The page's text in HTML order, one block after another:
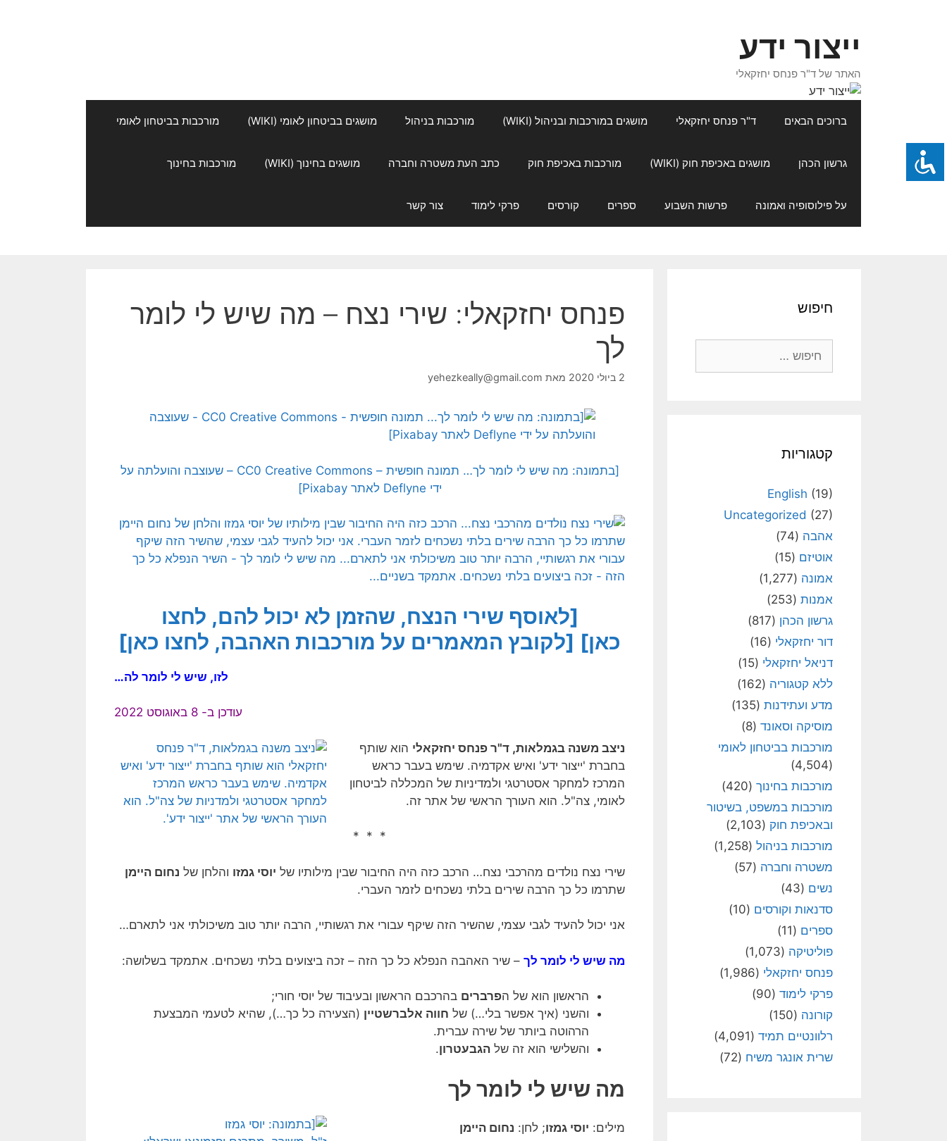
ייצור ידע
האתר של ד"ר פנחס יחזקאלי
ברוכים הבאים ד"ר פנחס יחזקאלי מושגים במורכבות ובניהול (WIKI) מורכבות בניהול מושגים בביטחון לאומי (WIKI) מורכבות בביטחון לאומי
גרשון הכהן מושגים באכיפת חוק (WIKI) מורכבות באכיפת חוק כתב העת משטרה וחברה מושגים בחינוך (WIKI) מורכבות בחינוך
על פילוסופיה ואמונה פרשות השבוע ספרים קורסים פרקי לימוד צור קשר
פנחס יחזקאלי: שירי נצח – מה שיש לי לומר
לך
2 ביולי 2020 מאת yehezkeally@gmail.com
[בתמונה: מה שיש לי לומר לך… תמונה חופשית – CC0 Creative Commons – שעוצבה והועלתה על
ידי Deflyne לאתר Pixabay]
[לאוסף שירי הנצח, שהזמן לא יכול להם, לחצו
כאן] [לקובץ המאמרים על מורכבות האהבה, לחצו כאן]
לזו, שיש לי לומר לה…
עודכן ב- 8 באוגוסט 2022
ניצב משנה בגמלאות, ד"ר פנחס יחזקאלי הוא שותף
בחברת 'ייצור ידע' ואיש אקדמיה. שימש בעבר כראש
המרכז למחקר אסטרטגי ולמדיניות של המכללה לביטחון
לאומי, צה"ל. הוא העורך הראשי של אתר זה.
* * *
שירי נצח נולדים מהרכבי נצח… הרכב כזה היה החיבור שבין מילותיו של יוסי גמזו והלחן של נחום היימן
שתרמו כל כך הרבה שירים בלתי נשכחים לזמר העברי.
אני יכול להעיד לגבי עצמי, שהשיר הזה שיקף עבורי את רגשותיי, הרבה יותר טוב משיכולתי אני לתארם…
מה שיש לי לומר לך – שיר האהבה הנפלא כל כך הזה – זכה ביצועים בלתי נשכחים. אתמקד בשלושה:
הראשון הוא של הפרברים בהרכבם הראשון ובעיבוד של יוסי חורי;
והשני (איך אפשר בלי…) של חווה אלברשטיין (הצעירה כל כך…), שהיא לטעמי המבצעת
הרהוטה ביותר של שירה עברית.
והשלישי הוא זה של הגבעטרון.
מה שיש לי לומר לך
מילים: יוסי גמזו; לחן: נחום היימן
חיפוש
קטגוריות
English (19)
Uncategorized (27)
אהבה (74)
אוטיזם (15)
אמונה (1,277)
אמנות (253)
גרשון הכהן (817)
דור יחזקאלי (16)
דניאל יחזקאלי (15)
ללא קטגוריה (162)
מדע ועתידנות (135)
מוסיקה וסאונד (8)
מורכבות בביטחון לאומי
(4,504)
מורכבות בחינוך (420)
מורכבות במשפט, בשיטור
ובאכיפת חוק (2,103)
מורכבות בניהול (1,258)
משטרה וחברה (57)
נשים (43)
סדנאות וקורסים (10)
ספרים (11)
פוליטיקה (1,073)
פנחס יחזקאלי (1,986)
פרקי לימוד (90)
קורונה (150)
רלוונטיים תמיד (4,091)
שרית אונגר משיח (72)